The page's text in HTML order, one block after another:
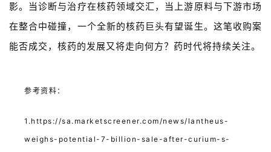
影。当诊断与治疗在核药领域交汇，当上游原料与下游市场
在整合中碰撞，一个全新的核药巨头有望诞生。这笔收购案
能否成交，核药的发展又将走向何方？药时代将持续关注。
参考资料：
1.https://sa.marketscreener.com/news/lantheus-
weighs-potential-7-billion-sale-after-curium-s-